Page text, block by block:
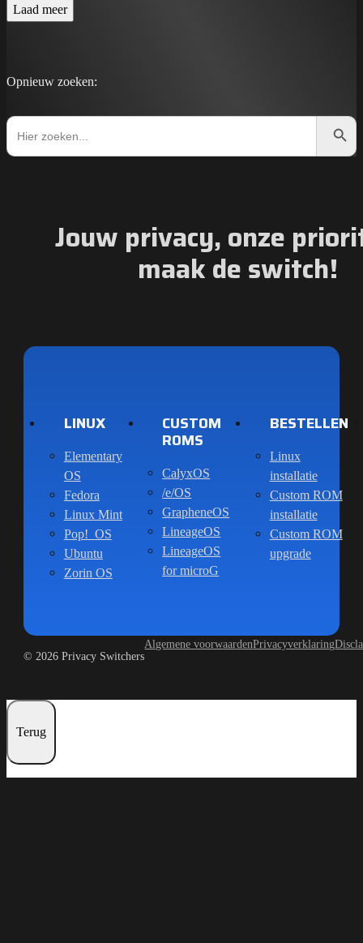
Laad meer
Opnieuw zoeken:
Zoek
naar:
Jouw privacy, onze
maak de switch!
LINUX
Elementary
OS
Fedora
Linux Mint
Pop!_OS
Ubuntu
Zorin OS
CUSTOM
ROMS
CalyxOS
/e/OS
GrapheneOS
LineageOS
LineageOS
for microG
BESTELLEN
Linux
installatie
Custom ROM
installatie
Custom ROM
upgrade
© 2026 Privacy Switchers
Algemene voorwaardenPrivacyverklaring
Terug